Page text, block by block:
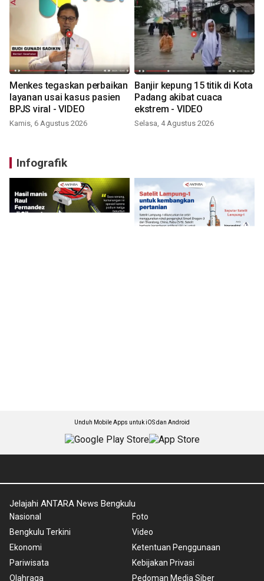
Menkes tegaskan perbaikan
layanan usai kasus pasien
BPJS viral - VIDEO
Kamis, 6 Agustus 2026
Banjir kepung 15 titik di Kota
Padang akibat cuaca
ekstrem - VIDEO
Selasa, 4 Agustus 2026
Infografik
Unduh Mobile Apps untuk iOS dan Android
Jelajahi ANTARA News Bengkulu
Nasional
Bengkulu Terkini
Ekonomi
Pariwisata
Olahraga
Foto
Video
Ketentuan Penggunaan
Kebijakan Privasi
Pedoman Media Siber